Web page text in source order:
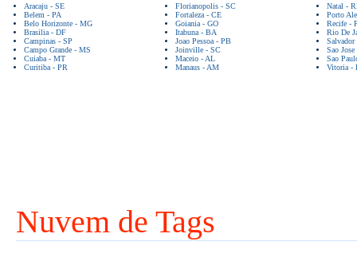
Aracaju - SE
Belem - PA
Belo Horizonte - MG
Brasilia - DF
Campinas - SP
Campo Grande - MS
Cuiaba - MT
Curitiba - PR
Florianopolis - SC
Fortaleza - CE
Goiania - GO
Itabuna - BA
Joao Pessoa - PB
Joinville - SC
Maceio - AL
Manaus - AM
Natal -
Porto
Recife -
Rio De
Sao
Sao
Vitoria -
Nuvem de Tags